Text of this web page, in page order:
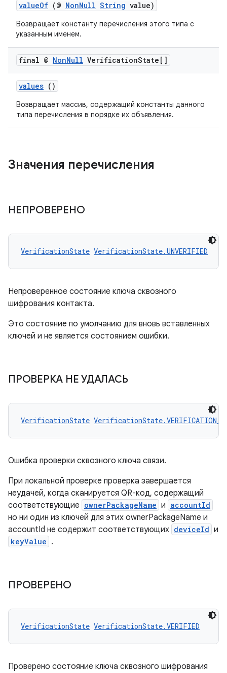
valueOf (@ NonNull String value)
Возвращает константу перечисления этого типа с
указанным именем.
final @ NonNull VerificationState[]
values ()
Возвращает массив, содержащий константы данного
типа перечисления в порядке их объявления.
Значения перечисления
НЕПРОВЕРЕНО
VerificationState VerificationState.UNVERIFIED
Непроверенное состояние ключа сквозного
шифрования контакта.
Это состояние по умолчанию для вновь вставленных
ключей и не является состоянием ошибки.
ПРОВЕРКА НЕ УДАЛАСЬ
VerificationState
Ошибка проверки сквозного ключа связи.
При локальной проверке проверка завершается
неудачей, когда сканируется QR-код, содержащий
соответствующие ownerPackageName и accountId
но ни один из ключей для этих ownerPackageName и
accountId не содержит соответствующих deviceId и
keyValue .
ПРОВЕРЕНО
VerificationState VerificationState.VERIFIED
Проверено состояние ключа сквозного шифрования